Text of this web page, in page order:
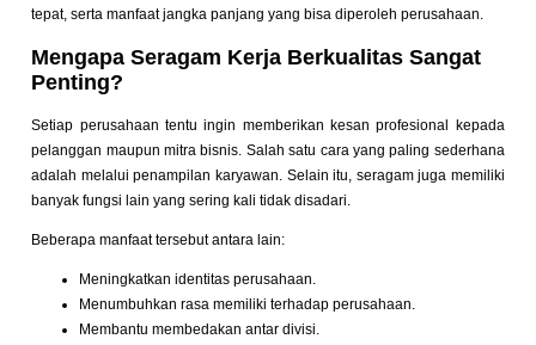
tepat, serta manfaat jangka panjang yang bisa diperoleh perusahaan.
Mengapa Seragam Kerja Berkualitas Sangat
Penting?
Setiap perusahaan tentu ingin memberikan kesan profesional kepada
pelanggan maupun mitra bisnis. Salah satu cara yang paling sederhana
adalah melalui penampilan karyawan. Selain itu, seragam juga memiliki
banyak fungsi lain yang sering kali tidak disadari.
Beberapa manfaat tersebut antara lain:
Meningkatkan identitas perusahaan.
Menumbuhkan rasa memiliki terhadap perusahaan.
Membantu membedakan antar divisi.